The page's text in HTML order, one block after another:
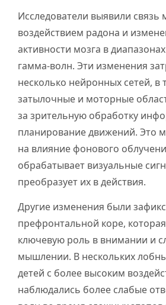
Исследователи выявили связь
воздействием радона и
активности мозга в
гамма-волн. Эти изменения
несколько нейронных сетей, в
затылочные и моторные
за зрительную обработку
планирование движений. Это
на влияние фонового
обрабатывает визуальные
преобразует их в действия.
Другие изменения были
префронтальной коре,
ключевую роль в внимании и
мышлении. В нескольких
детей с более высоким
наблюдались более слабые